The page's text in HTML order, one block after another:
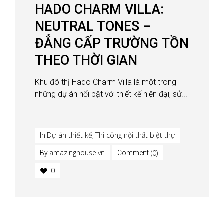
HADO CHARM VILLA:
NEUTRAL TONES –
ĐẲNG CẤP TRƯỜNG TỒN
THEO THỜI GIAN
Khu đô thị Hado Charm Villa là một trong
những dự án nổi bật với thiết kế hiện đại, sử...
In Dự án thiết kế ,Thi công nội thất biệt thự
By amazinghouse.vn Comment (0)
0